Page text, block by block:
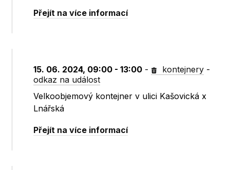
Přejít na více informací
15. 06. 2024, 09:00 - 13:00 - kontejnery -
odkaz na událost
Velkoobjemový kontejner v ulici Kašovická x
Lnářská
Přejít na více informací